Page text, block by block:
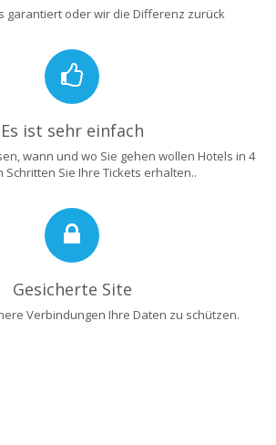
garantiert oder wir die Differenz zurück
Es ist sehr einfach
wann und wo Sie gehen wollen Hotels in 4
Schritten Sie Ihre Tickets erhalten..
Gesicherte Site
Verbindungen Ihre Daten zu schützen.